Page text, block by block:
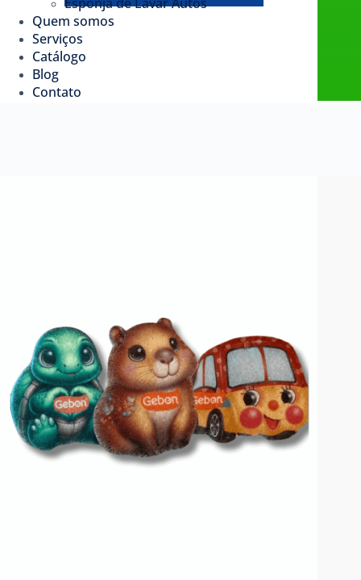
Quem somos
Serviços
Catálogo
Blog
Contato